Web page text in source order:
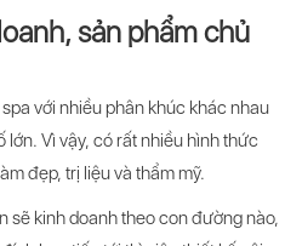
sản phẩm chủ
với nhiều phân khúc khác nhau
lớn. Vì vậy, có rất nhiều hình thức
đẹp, trị liệu và thẩm mỹ.
sẽ kinh doanh theo con đường nào,